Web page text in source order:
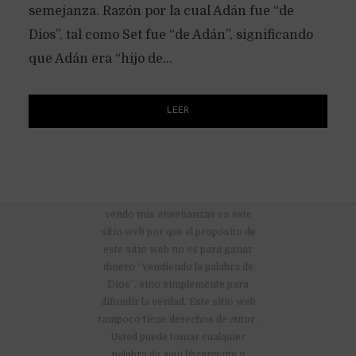
semejanza. Razón por la cual Adán fue “de
Dios”, tal como Set fue “de Adán”, significando
que Adán era “hijo de...
LEER
vendo mis enseñanzas en este
sitio web por que el propósito de
este sitio web no es para ganar
dinero “vendiendo la palabra de
Dios”, sino simplemente para
difundir la verdad. Este sitio web
tampoco tiene derechos de autor.
Usted puede tomar cualquier